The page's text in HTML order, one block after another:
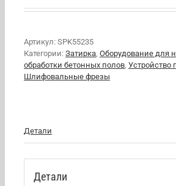
Артикул: SPK55235
Категории: Затирка, Оборудование для
обработки бетонных полов, Устройство
Шлифовальные фрезы
Детали
Детали